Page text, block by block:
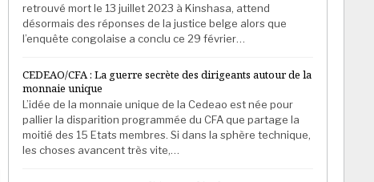
retrouvé mort le 13 juillet 2023 à Kinshasa, attend
désormais des réponses de la justice belge alors que
l’enquête congolaise a conclu ce 29 février…
CEDEAO/CFA : La guerre secrète des dirigeants autour de la
monnaie unique
L’idée de la monnaie unique de la Cedeao est née pour
pallier la disparition programmée du CFA que partage la
moitié des 15 Etats membres. Si dans la sphère technique,
les choses avancent très vite,…